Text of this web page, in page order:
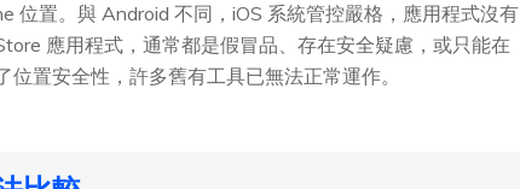
位置。與 Android 不同，iOS 系統管控嚴格，應用程式沒有
應用程式，通常都是假冒品、存在安全疑慮，或只能在
置安全性，許多舊有工具已無法正常運作。